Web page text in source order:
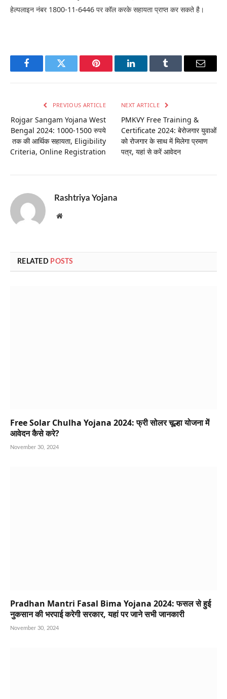
हेल्पलाइन नंबर 1800-11-6446 पर कॉल करके सहायता प्राप्त कर सकते है।
FacebookTwitter Pinterest LinkedInTumblr Email
PREVIOUS ARTICLE
Rojgar Sangam Yojana West
Bengal 2024: 1000-1500 रुपये
तक की आर्थिक सहायता, Eligibility
Criteria, Online Registration
NEXT ARTICLE
PMKVY Free Training &
Certificate 2024: बेरोजगार युवाओं
को रोजगार के साथ में मिलेगा प्रमाण
पत्र, यहां से करें आवेदन
Rashtriya Yojana
Website
RELATED POSTS
Free Solar Chulha Yojana 2024: फ्री सोलर चूल्हा योजना में
आवेदन कैसे करे?
November 30, 2024
Pradhan Mantri Fasal Bima Yojana 2024: फसल से हुई
नुकसान की भरपाई करेगी सरकार, यहां पर जाने सभी जानकारी
November 30, 2024